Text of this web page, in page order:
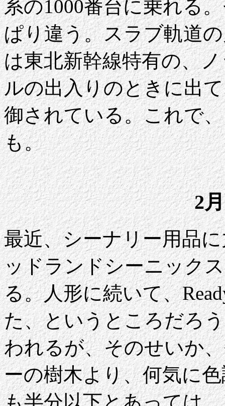
系の1000番台に乗れる
ぱり違う。スラブ軌道
は東北新幹線特有の、
ルの出入りのときに出
御されている。これで
も。
2
最近、シーナリー用品
ッドランドシーニック
る。人形に続いて、
た、というところだろ
われるが、そのせいか
ーの樹木より、何気に
も半分以下とあっては